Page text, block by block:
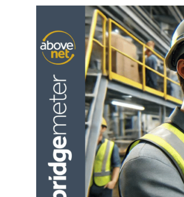
Limitações
dos
Sistemas
Tradicionais
OEE
Melhorar
Eficiência
Industrial